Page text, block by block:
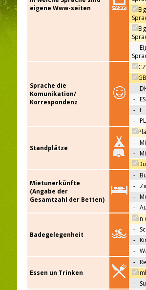
eigene Www-seiten
-
Sprache die
Komunikation/
Korrespondenz
CZ
GB
-
-
- F
- PL
Standplätze
-
-
Mietunerkünfte
(Angabe der
Gesamtzahl der Betten)
-
-
-
-
Badegelegenheit
in
-
-
-
Essen un Trinken
-
-